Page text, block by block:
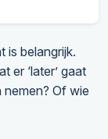
is belangrijk.
er ‘later’ gaat
nemen? Of wie